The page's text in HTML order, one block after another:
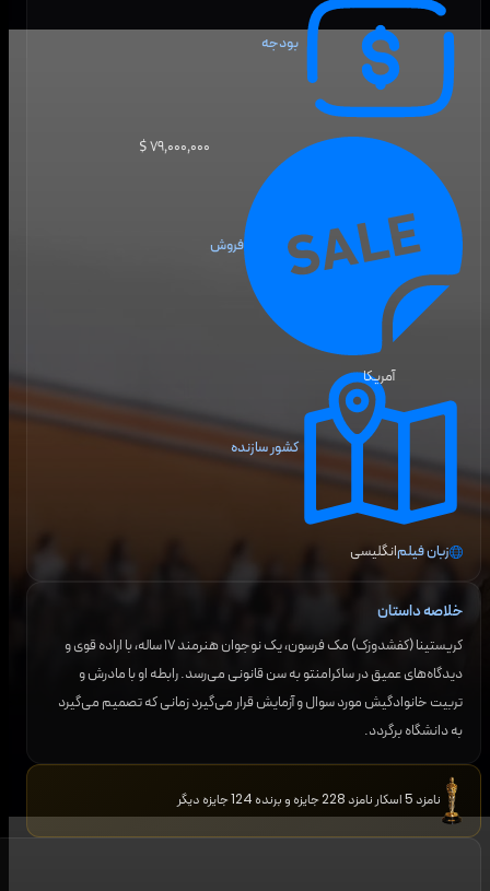
بودجه
فروش
۷۹٬۰۰۰٬۰۰۰ $
کشور سازنده
آمریکا
زبان فیلمانگلیسی
خلاصه داستان
کریستینا (کفشدوزک) مک فرسون، یک نوجوان هنرمند ۱۷ ساله، با اراده قوی و
دیدگاه‌های عمیق در ساکرامنتو به سن قانونی می‌رسد. رابطه او با مادرش و
تربیت خانوادگیش مورد سوال و آزمایش قرار می‌گیرد زمانی که تصمیم می‌گیرد
به دانشگاه برگردد.
نامزد 5 اسکار نامزد 228 جایزه و برنده 124 جایزه دیگر